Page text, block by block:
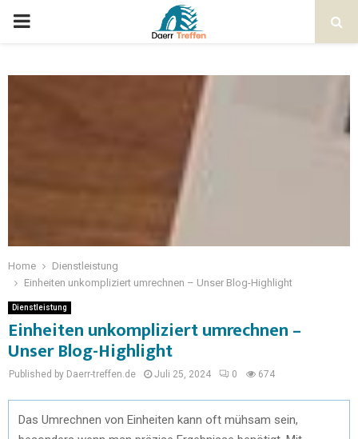
Home
Dienstleistung
Einheiten unkompliziert umrechnen – Unser Blog-Highlight
Dienstleistung
Einheiten unkompliziert umrechnen –
Unser Blog-Highlight
Published by Daerr-treffen.de Juli 25, 2024 0 674
Das Umrechnen von Einheiten kann oft mühsam sein,